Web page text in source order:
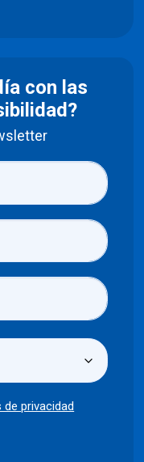
con las
de privacidad